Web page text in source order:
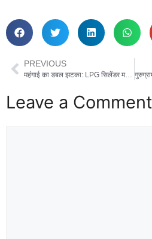
PREVIOUS
महंगाई का डबल झटका: LPG सिलेंडर महंगा, रसोई बजट पर बढ़ा दबाव !
Leave a Comment